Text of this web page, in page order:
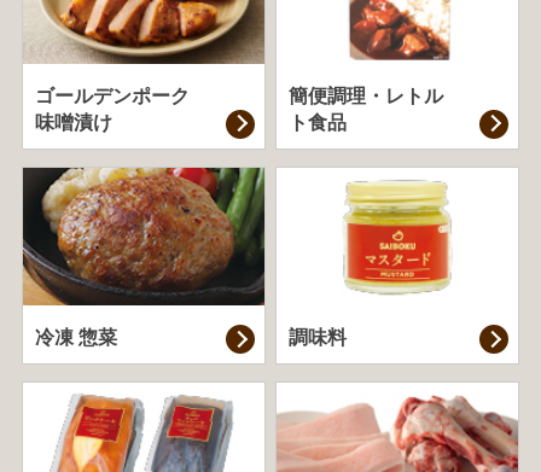
ゴールデンポーク
味噌漬け
簡便調理・ レトル
ト食品
冷凍 惣菜 調味料